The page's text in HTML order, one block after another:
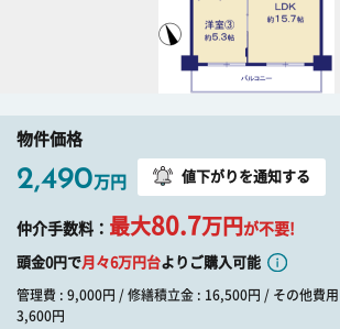
物件価格
2,490万円 値下がりを通知する
仲介手数料： 最大80.7万円 が不要!
頭金0円で月々6万円台よりご購入可能
管理費 : 9,000円 / 修繕積立金 : 16,500円 / その他費
3,600円